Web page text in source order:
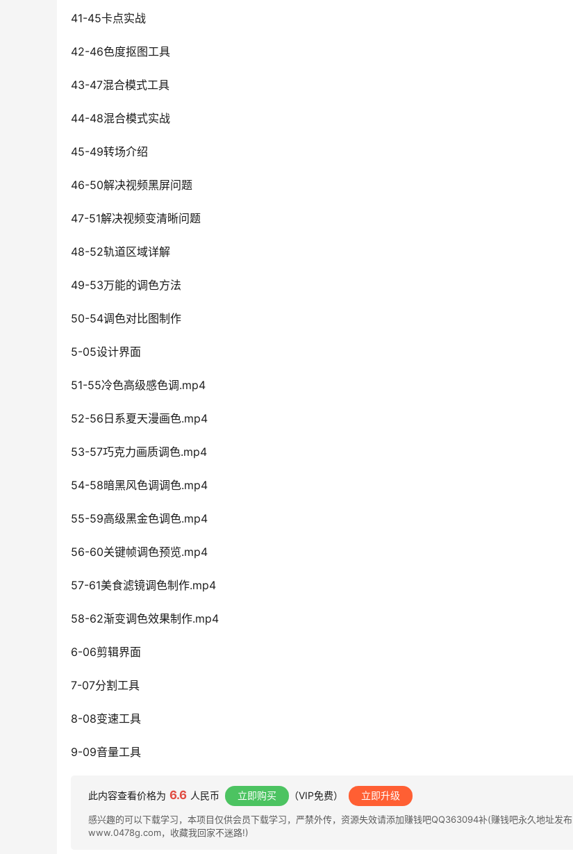
41-45卡点实战
42-46色度抠图工具
43-47混合模式工具
44-48混合模式实战
45-49转场介绍
46-50解决视频黑屏问题
47-51解决视频变清晰问题
48-52轨道区域详解
49-53万能的调色方法
50-54调色对比图制作
5-05设计界面
51-55冷色高级感色调.mp4
52-56日系夏天漫画色.mp4
53-57巧克力画质调色.mp4
54-58暗黑风色调调色.mp4
55-59高级黑金色调色.mp4
56-60关键帧调色预览.mp4
57-61美食滤镜调色制作.mp4
58-62渐变调色效果制作.mp4
6-06剪辑界面
7-07分割工具
8-08变速工具
9-09音量工具
此内容查看价格为 6.6 人民币 立即购买 （VIP免费） 立即升级
感兴趣的可以下载学习，本项目仅供会员下载学习，严禁外传，资源失效请添加赚钱吧QQ363094补(赚钱吧永久地址发布
www.0478g.com，收藏我回家不迷路!)